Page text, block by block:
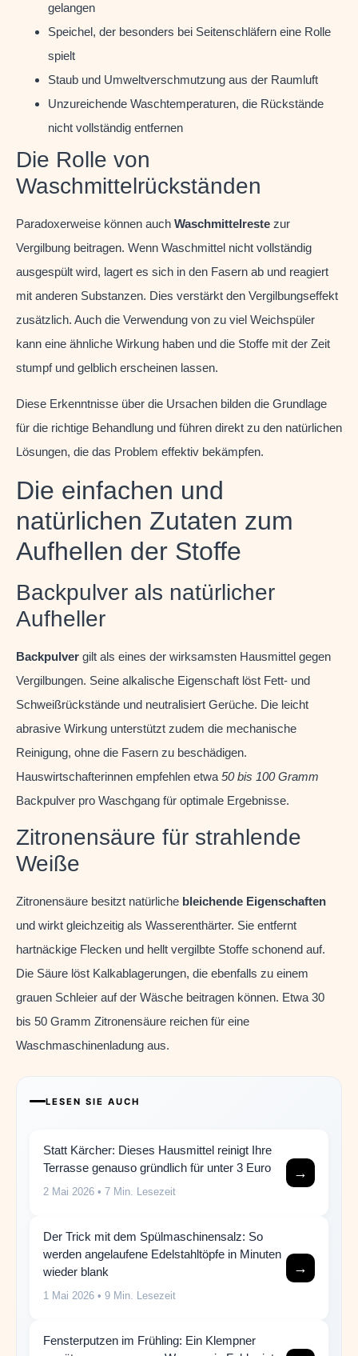
gelangen
Speichel, der besonders bei Seitenschläfern eine Rolle
spielt
Staub und Umweltverschmutzung aus der Raumluft
Unzureichende Waschtemperaturen, die Rückstände
nicht vollständig entfernen
Die Rolle von
Waschmittelrückständen
Paradoxerweise können auch Waschmittelreste zur
Vergilbung beitragen. Wenn Waschmittel nicht vollständig
ausgespült wird, lagert es sich in den Fasern ab und reagiert
mit anderen Substanzen. Dies verstärkt den Vergilbungseffekt
zusätzlich. Auch die Verwendung von zu viel Weichspüler
kann eine ähnliche Wirkung haben und die Stoffe mit der Zeit
stumpf und gelblich erscheinen lassen.
Diese Erkenntnisse über die Ursachen bilden die Grundlage
für die richtige Behandlung und führen direkt zu den natürlichen
Lösungen, die das Problem effektiv bekämpfen.
Die einfachen und
natürlichen Zutaten zum
Aufhellen der Stoffe
Backpulver als natürlicher
Aufheller
Backpulver gilt als eines der wirksamsten Hausmittel gegen
Vergilbungen. Seine alkalische Eigenschaft löst Fett- und
Schweißrückstände und neutralisiert Gerüche. Die leicht
abrasive Wirkung unterstützt zudem die mechanische
Reinigung, ohne die Fasern zu beschädigen.
Hauswirtschafterinnen empfehlen etwa 50 bis 100 Gramm
Backpulver pro Waschgang für optimale Ergebnisse.
Zitronensäure für strahlende
Weiße
Zitronensäure besitzt natürliche bleichende Eigenschaften
und wirkt gleichzeitig als Wasserenthärter. Sie entfernt
hartnäckige Flecken und hellt vergilbte Stoffe schonend auf.
Die Säure löst Kalkablagerungen, die ebenfalls zu einem
grauen Schleier auf der Wäsche beitragen können. Etwa 30
bis 50 Gramm Zitronensäure reichen für eine
Waschmaschinenladung aus.
LESEN SIE AUCH
Statt Kärcher: Dieses Hausmittel reinigt Ihre
Terrasse genauso gründlich für unter 3 Euro
2 Mai 2026 • 7 Min. Lesezeit
→
Der Trick mit dem Spülmaschinensalz: So
werden angelaufene Edelstahltöpfe in Minuten
wieder blank
1 Mai 2026 • 9 Min. Lesezeit
→
Fensterputzen im Frühling: Ein Klempner